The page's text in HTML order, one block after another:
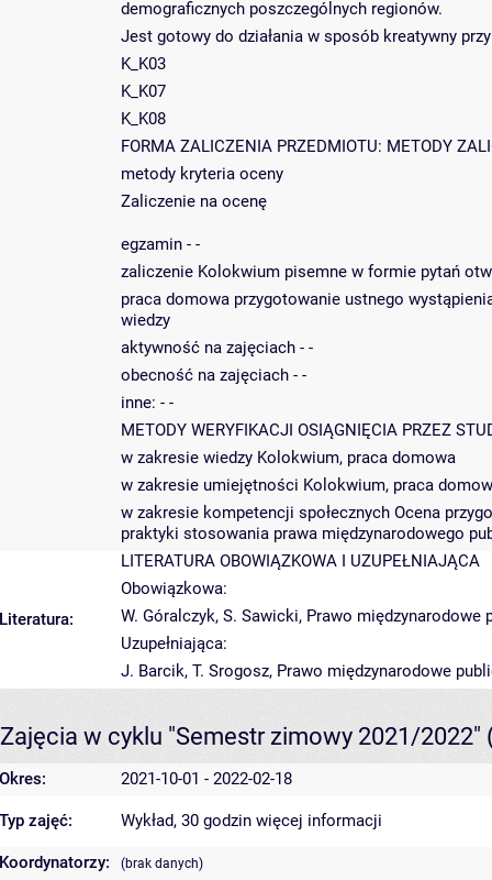
demograficznych poszczególnych regionów.
Jest gotowy do działania w sposób kreatywny
K_K03
K_K07
K_K08
FORMA ZALICZENIA PRZEDMIOTU: METODY
metody kryteria oceny
Zaliczenie na ocenę
egzamin - -
zaliczenie Kolokwium pisemne w formie pytań
praca domowa przygotowanie ustnego
wiedzy
aktywność na zajęciach - -
obecność na zajęciach - -
inne: - -
METODY WERYFIKACJI OSIĄGNIĘCIA PRZEZ
w zakresie wiedzy Kolokwium, praca domowa
w zakresie umiejętności Kolokwium, praca
w zakresie kompetencji społecznych Ocena
praktyki stosowania prawa międzynarodowego
Literatura:
LITERATURA OBOWIĄZKOWA I UZUPEŁNIAJĄCA
Obowiązkowa:
W. Góralczyk, S. Sawicki, Prawo
Uzupełniająca:
J. Barcik, T. Srogosz, Prawo międzynarodowe
Zajęcia w cyklu "Semestr zimowy 2021/2022"
Okres: 2021-10-01 - 2022-02-18
Typ zajęć: Wykład, 30 godzin więcej informacji
Koordynatorzy: (brak danych)